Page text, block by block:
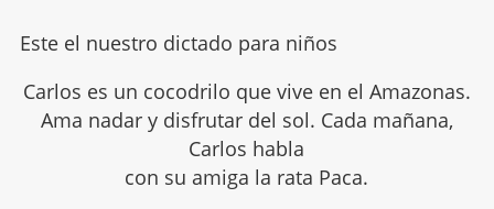
Este el nuestro dictado para niños
Carlos es un cocodrilo que vive en el Amazonas.
Ama nadar y disfrutar del sol. Cada mañana,
Carlos habla
con su amiga la rata Paca.